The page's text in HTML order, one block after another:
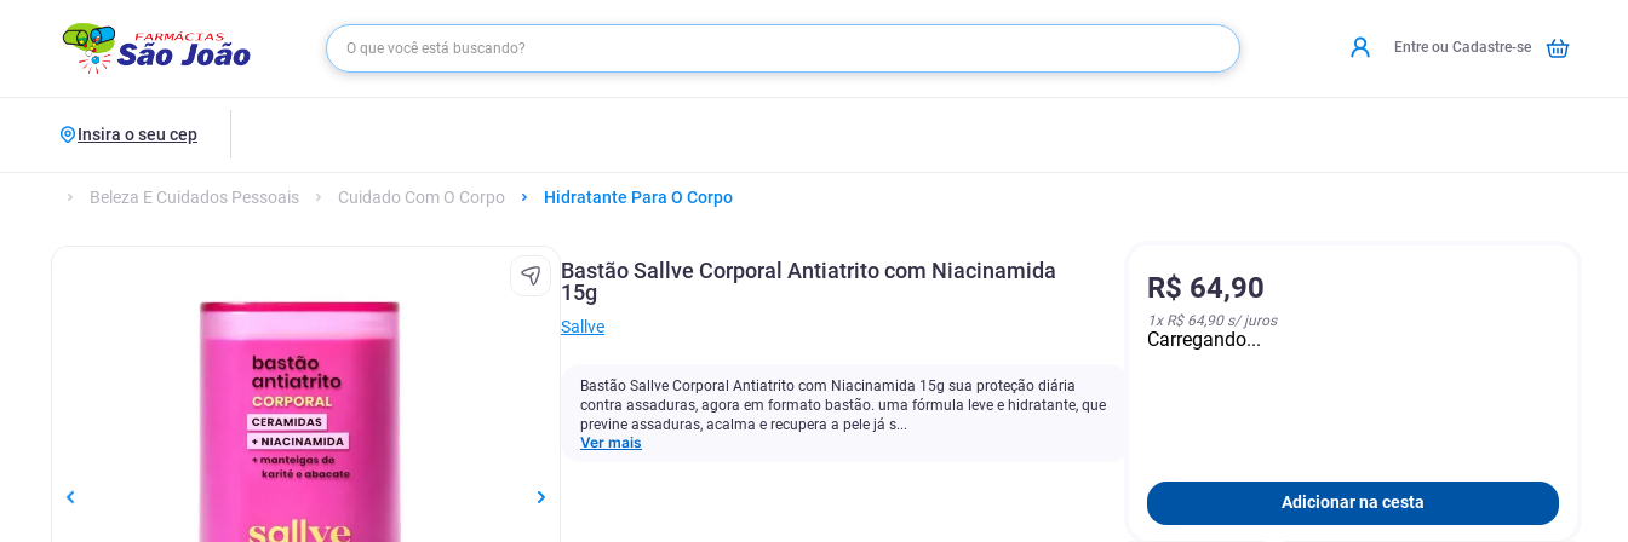
Entre ou Cadastre-se
Insira o seu cep
Beleza E Cuidados Pessoais Cuidado Com O Corpo Hidratante Para O Corpo
Bastão Sallve Corporal Antiatrito com Niacinamida
15g
Sallve
Bastão Sallve Corporal Antiatrito com Niacinamida 15g sua proteção diária
contra assaduras, agora em formato bastão. uma fórmula leve e hidratante, que
previne assaduras, acalma e recupera a pele já s...
Ver mais
R$ 64,90
1x R$ 64,90s/ juros
Carregando...
Adicionar na cesta